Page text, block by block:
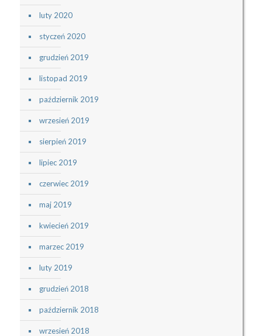
luty 2020
styczeń 2020
grudzień 2019
listopad 2019
październik 2019
wrzesień 2019
sierpień 2019
lipiec 2019
czerwiec 2019
maj 2019
kwiecień 2019
marzec 2019
luty 2019
grudzień 2018
październik 2018
wrzesień 2018